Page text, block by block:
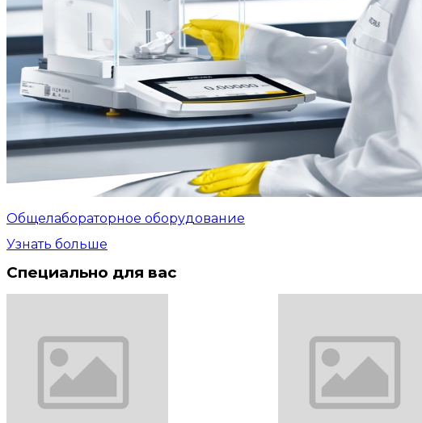
Общелабораторное оборудование
Узнать больше
Специально для вас